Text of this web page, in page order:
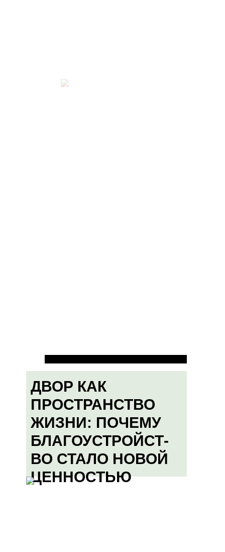
ДВОР КАК
ПРОСТРАНСТВО
ЖИЗНИ: ПОЧЕМУ
БЛАГОУСТРОЙСТ-
ВО СТАЛО НОВОЙ
ЦЕННОСТЬЮ